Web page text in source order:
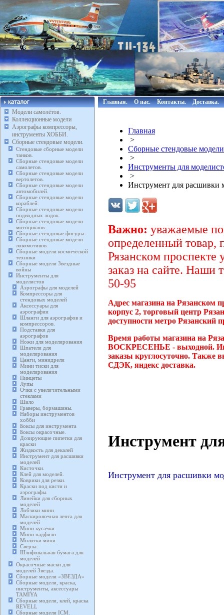
Модели самолётов.
Коллекционные модели
Аэрографы компрессоры,
инструменты ХОББИ.
Сборные стендовые модели.
Стендовые сборные модели
танков.
Сборные стендовые модели
самолетов.
Сборные стендовые модели
вертолетов.
Сборные стендовые модели
автомобилей.
Сборные стендовые модели
кораблей.
Сборные стендовые модели
подводных лодок.
Сборные стендовые модели
мотоциклов.
Сборные стендовые фигуры.
Сборные стендовые модели
локомотивов.
Сборные модели космической
техники
Сборные модели Звездные
войны
Инструменты для
моделистов
Аэрографы для моделей
Компрессоры для
стендовых моделей
Аксессуары для
аэрографии
Шланги для аэрографов и
компрессоров.
Подставки для
аэрографов
Ножи для моделирования
Шпатели для
моделирования
Цанги, минидрели
Мини тиски для
моделирования
Пинцеты
Лупы
Очки с увеличительными
стеклами
Шило
Граверы, бормашины.
Наборы инструментов
хобби
Боксы для инструмента
Боксы окрасочные.
Дозирующие пипетки для
краски
Жидкость для декалей
Инструмент для расшивки
моделей
Кисточки.
Клей для моделей.
Коврики для резки.
Краски под кисти и
аэрографы.
Линейки для сборных
моделей
Лобзики мини
Маскировочная лента для
моделей
Мини кусачки
Мини надфили
Молотки мини.
Сверла.
Шлифовальная бумага для
моделей
Окрасочные маски для
моделей Звезда.
Сборные модели «ЗВЕЗДА»
Сборные модели, краска,
инструменты, аксессуары
TAMIYA
Сборные модели, клей, краска
REVELL
Сборные модели ICM.
Главная. О нас. Контакты. Доставка.
Главная
>
Сборные стендовые
>
Инструменты для
>
Инструмент для расшивки
Важно: уважаемые
определенный товар,
Рязанском проспекте
заказ на сайте. Наши
50-95
Адрес магазина на Рязанском
корпус 2, торговый центр
доступности метро Рязанский
Время работы магазина на
ВОСКРЕСЕНЬЕ - выходной.
заказы круглосуточно. Также
СДЭК, яндекс доставка.
Инструмент
Инструмент для расшивки